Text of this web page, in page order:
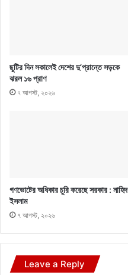
ছুটির দিন সকালেই দেশের দু’প্রান্তে সড়কে
ঝরল ১৬ প্রাণ
৭ আগস্ট, ২০২৬
গণভোটের অধিকার চুরি করেছে সরকার : নাহিদ
ইসলাম
৭ আগস্ট, ২০২৬
Leave a Reply